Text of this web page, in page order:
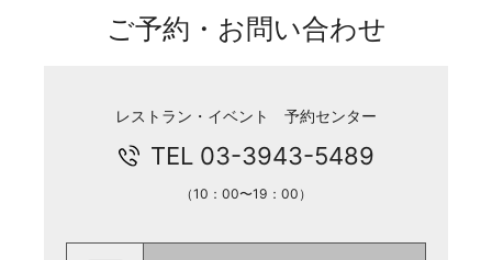
ご予約・お問い合わせ
レストラン・イベント 予約センター
TEL 03-3943-5489
（10：00〜19：00）